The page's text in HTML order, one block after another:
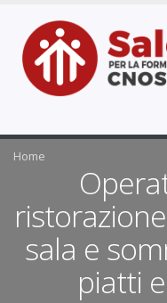
Home
sala e
piatti